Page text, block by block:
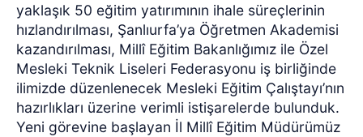
yaklaşık 50 eğitim yatırımının ihale süreçlerinin
hızlandırılması, Şanlıurfa’ya Öğretmen Akademisi
kazandırılması, Millî Eğitim Bakanlığımız ile Özel
Mesleki Teknik Liseleri Federasyonu iş birliğinde
ilimizde düzenlenecek Mesleki Eğitim Çalıştayı’nın
hazırlıkları üzerine verimli istişarelerde bulunduk.
Yeni görevine başlayan İl Millî Eğitim Müdürümüz